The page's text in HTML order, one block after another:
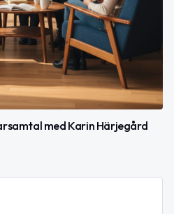
med Karin Härjegård